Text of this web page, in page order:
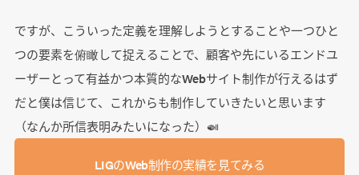
ですが、こういった定義を理解しようとすることや一つひと
つの要素を俯瞰して捉えることで、顧客や先にいるエンドユ
ーザーとって有益かつ本質的なWebサイト制作が行えるはず
だと僕は信じて、これからも制作していきたいと思います
（なんか所信表明みたいになった）🍛
LIGのWeb制作の実績を見てみる